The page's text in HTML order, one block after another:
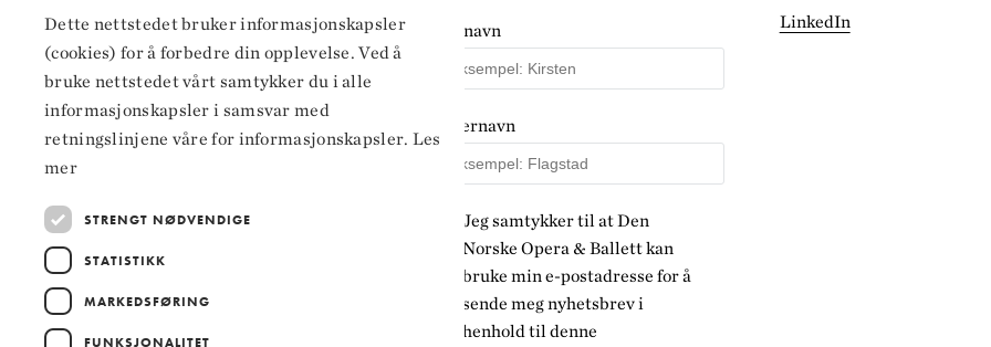
Personvern og
informasjonskapsler
Innstillinger for
informasjonskapsler
Fornavn
Etternavn
Jeg samtykker til at Den
Norske Opera & Ballett kan
bruke min e-postadresse for å
sende meg nyhetsbrev i
henhold til denne
LinkedIn
ENGLISH
Dette nettstedet bruker informasjonskapsler
(cookies) for å forbedre din opplevelse. Ved å
bruke nettstedet vårt samtykker du i alle
informasjonskapsler i samsvar med
retningslinjene våre for informasjonskapsler. Les
mer
STRENGT NØDVENDIGE
STATISTIKK
MARKEDSFØRING
FUNKSJONALITET